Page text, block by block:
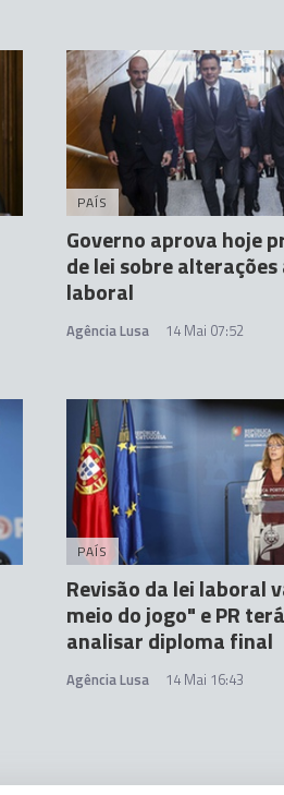
PAÍS
Governo aprova hoje
de lei sobre alterações
laboral
Agência Lusa 14 Mai 07:52
PAÍS
Revisão da lei laboral
meio do jogo" e PR
analisar diploma final
Agência Lusa 14 Mai 16:43